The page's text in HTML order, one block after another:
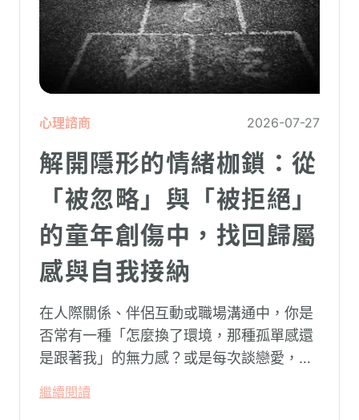
心理諮商 2026-07-27
解開隱形的情緒枷鎖：從
「被忽略」與「被拒絕」
的童年創傷中，找回歸屬
感與自我接納
在人際關係、伴侶互動或職場溝通中，你是
否常有一種「怎麼換了環境，那種孤單感還
是跟著我」的無力感？或是每次談戀愛，總
卻演變成兩敗俱傷？
繼續閱讀